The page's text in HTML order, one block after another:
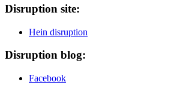
Disruption site:
Hein disruption
Disruption blog:
Facebook